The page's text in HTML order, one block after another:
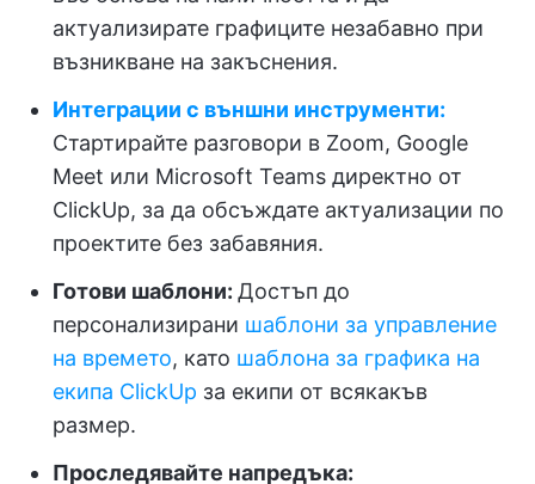
актуализирате графиците незабавно при
възникване на закъснения.
Интеграции с външни инструменти:
Стартирайте разговори в Zoom, Google
Meet или Microsoft Teams директно от
ClickUp, за да обсъждате актуализации по
проектите без забавяния.
Готови шаблони: Достъп до
персонализирани шаблони за управление
на времето, като шаблона за графика на
екипа ClickUp за екипи от всякакъв
размер.
Проследявайте напредъка: